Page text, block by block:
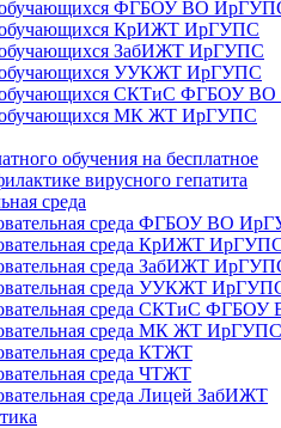
обучающихся ФГБОУ ВО
обучающихся КрИЖТ ИрГУПС
ЗабИЖТ ИрГУПС
обучающихся УУКЖТ ИрГУПС
обучающихся СКТиС ФГБОУ
обучающихся МК ЖТ ИрГУПС
обучения на бесплатное
вирусного гепатита
среда
среда ФГБОУ ВО
среда КрИЖТ
среда ЗабИЖТ
среда УУКЖТ
среда СКТиС
среда МК ЖТ ИрГУПС
среда КТЖТ
среда ЧТЖТ
среда Лицей ЗабИЖТ